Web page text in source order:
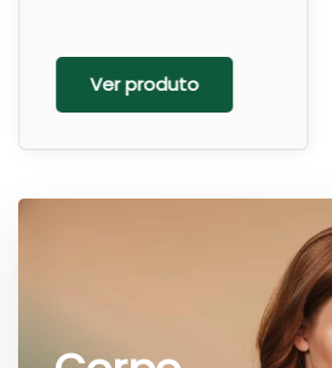
Ver produto